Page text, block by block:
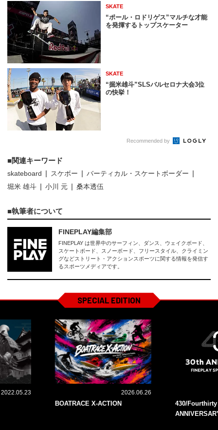
SKATE
“ポール・ロドリゲス”マルチな才能
を発揮するトップスケーター
SKATE
“掘米雄斗”SLSバルセロナ大会3位
の快挙！
Recommended by
関連キーワード
skateboard スケボー
バーティカル・スケートボーダー
堀米 雄斗
小川 元 桑本透伍
執筆者について
FINEPLAY編集部
FINEPLAY は世界中のサーフィン、ダンス、ウェイクボード、
スケートボード、スノーボード、フリースタイル、クライミン
グなどストリート・アクションスポーツに関する情報を発信す
るスポーツメディアです。
SPECIAL EDITION
2022.05.23 2026.06.26
BOATRACE X-ACTION
430/